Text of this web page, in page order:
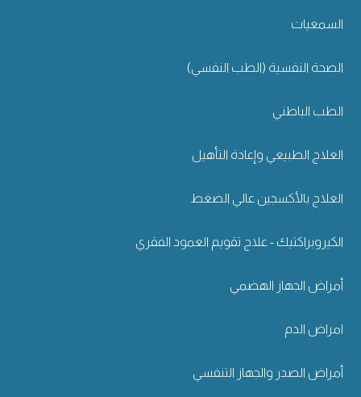
السمعيات
الصحة النفسية (الطب النفسي)
الطب الباطني
العلاج الطبيعي وإعادة التأهيل
العلاج بالأكسجين عالي الضغط
الكيروبراكتيك - علاج تقويم العمود الفقري
أمراض الجهاز الهضمي
امراض الدم
أمراض الصدر والجهاز التنفسي